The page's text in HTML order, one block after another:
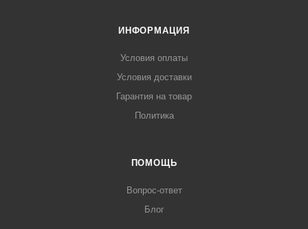
ИНФОРМАЦИЯ
Условия оплаты
Условия доставки
Гарантия на товар
Политика
ПОМОЩЬ
Вопрос-ответ
Блог